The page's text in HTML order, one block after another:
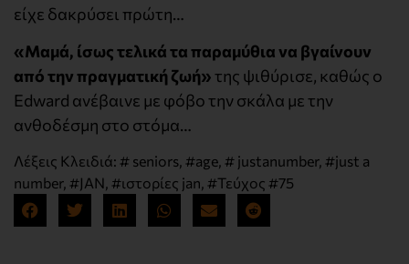
είχε δακρύσει πρώτη…
«Μαμά, ίσως τελικά τα παραμύθια να βγαίνουν
από την πραγματική ζωή»της ψιθύρισε, καθώς ο
Edward ανέβαινε με φόβο την σκάλα με την
ανθοδέσμη στο στόμα…
Λέξεις Κλειδιά: # seniors, #age, # justanumber, #just a
number, #JAN, #ιστορίες jan, #Τεύχος #75